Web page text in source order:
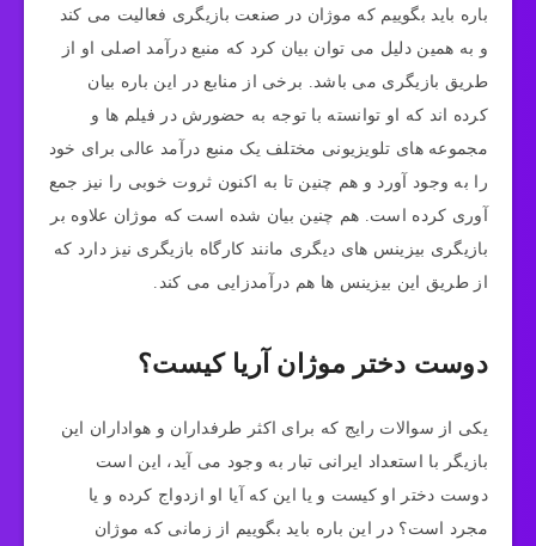
باره باید بگوییم که موژان در صنعت بازیگری فعالیت می‌ کند
و به همین دلیل می‌ توان بیان کرد که منبع درآمد اصلی او از
طریق بازیگری می باشد. برخی از منابع در این باره بیان
کرده اند که او توانسته با توجه به حضورش در فیلم ها و
مجموعه های تلویزیونی مختلف یک منبع درآمد عالی برای خود
را به وجود آورد و هم چنین تا به اکنون ثروت خوبی را نیز جمع‌
آوری کرده است. هم چنین بیان شده است که موژان علاوه بر
بازیگری بیزینس های دیگری مانند کارگاه بازیگری نیز دارد که
از طریق این بیزینس ها هم درآمدزایی می‌ کند.
دوست دختر موژان آریا کیست؟
یکی از سوالات رایج که برای اکثر طرفداران و هواداران این
بازیگر با استعداد ایرانی تبار به وجود می‌ آید، این است
دوست دختر او کیست و یا این که آیا او ازدواج کرده و یا
مجرد است؟ در این باره باید بگوییم از زمانی که موژان